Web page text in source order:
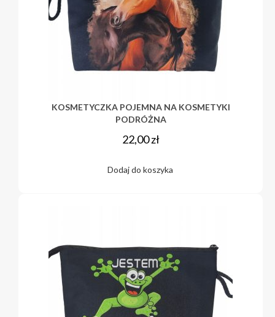
KOSMETYCZKA POJEMNA NA KOSMETYKI
PODRÓŻNA
22,00zł
Dodaj do koszyka